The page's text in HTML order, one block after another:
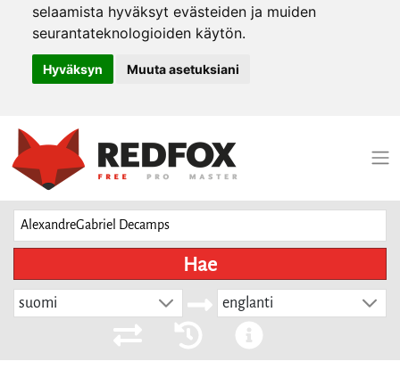
selaamista hyväksyt evästeiden ja muiden
seurantateknologioiden käytön.
Hyväksyn Muuta asetuksiani
Hae
suomi englanti